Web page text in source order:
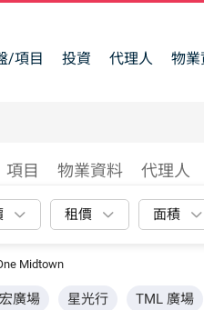
/項目 投資 代理人 物業
項目 物業資料 代理人
租價 面積
Midtown
廣場 星光行 TML 廣場